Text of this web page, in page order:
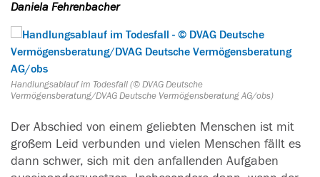
Daniela Fehrenbacher
Handlungsablauf im Todesfall (© DVAG Deutsche
Vermögensberatung/DVAG Deutsche Vermögensberatung AG/obs)
Der Abschied von einem geliebten Menschen ist mit
großem Leid verbunden und vielen Menschen fällt es
dann schwer, sich mit den anfallenden Aufgaben